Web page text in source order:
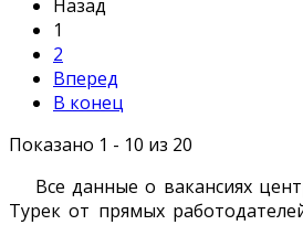
Назад
1
2
Вперед
В конец
Показано 1 - 10 из 20
Все данные о вакансиях
Турек от прямых